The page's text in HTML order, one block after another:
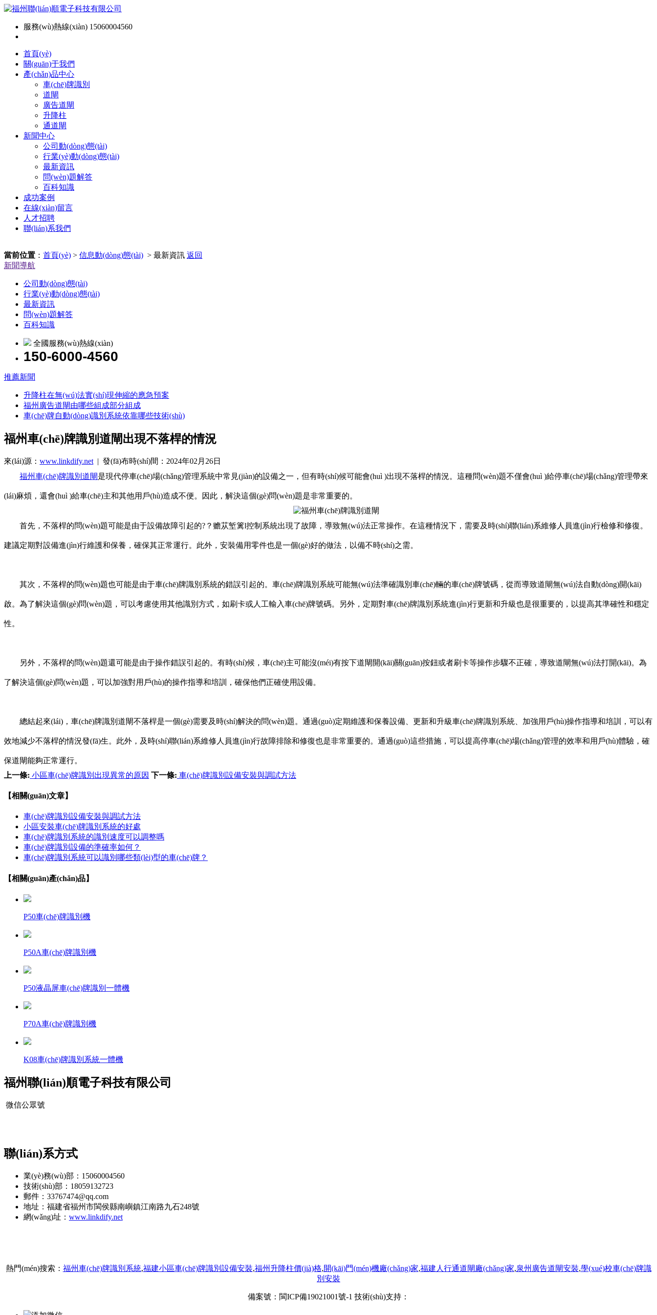
服務(wù)熱線(xiàn) 15060004560
首頁(yè)
關(guān)于我們
產(chǎn)品中心
車(chē)牌識別
道閘
廣告道閘
升降柱
通道閘
新聞中心
公司動(dòng)態(tài)
行業(yè)動(dòng)態(tài)
最新資訊
問(wèn)題解答
百科知識
成功案例
在線(xiàn)留言
人才招聘
聯(lián)系我們
當前位置 ： 首頁(yè) > 信息動(dòng)態(tài) > 最新資訊 返回
新聞導航
公司動(dòng)態(tài)
行業(yè)動(dòng)態(tài)
最新資訊
問(wèn)題解答
百科知識
全國服務(wù)熱線(xiàn)
150-6000-4560
推薦新聞
升降柱在無(wú)法實(shí)現伸縮的應急預案
福州廣告道閘由哪些組成部分組成
車(chē)牌自動(dòng)識別系統依靠哪些技術(shù)
福州車(chē)牌識別道閘出現不落桿的情況
來(lái)源： www.linkdify.net | 發(fā)布時(shí)間：2024年02月26日
福州車(chē)牌識別道閘是現代停車(chē)場(chǎng)管理系統中常見(jiàn)的設備之一，但有時(shí)候可能會(huì )出現不落桿的情況。這種問(wèn)題不僅會(huì )給停車(chē)場(chǎng)管理帶來
(lái)麻煩，還會(huì )給車(chē)主和其他用戶(hù)造成不便。因此，解決這個(gè)問(wèn)題是非常重要的。
首先，不落桿的問(wèn)題可能是由于設備故障引起的?？赡苁堑篱l控制系統出現了故障，導致無(wú)法正常操作。在這種情況下，需要及時(shí)聯(lián)系維修人員進(jìn)行檢修和修復。
建議定期對設備進(jìn)行維護和保養，確保其正常運行。此外，安裝備用零件也是一個(gè)好的做法，以備不時(shí)之需。
其次，不落桿的問(wèn)題也可能是由于車(chē)牌識別系統的錯誤引起的。車(chē)牌識別系統可能無(wú)法準確識別車(chē)輛的車(chē)牌號碼，從而導致道閘無(wú)法自動(dòng)開(kāi)
啟。為了解決這個(gè)問(wèn)題，可以考慮使用其他識別方式，如刷卡或人工輸入車(chē)牌號碼。另外，定期對車(chē)牌識別系統進(jìn)行更新和升級也是很重要的，以提高其準確性和穩定
性。
另外，不落桿的問(wèn)題還可能是由于操作錯誤引起的。有時(shí)候，車(chē)主可能沒(méi)有按下道閘開(kāi)關(guān)按鈕或者刷卡等操作步驟不正確，導致道閘無(wú)法打開(kāi)。為
了解決這個(gè)問(wèn)題，可以加強對用戶(hù)的操作指導和培訓，確保他們正確使用設備。
總結起來(lái)，車(chē)牌識別道閘不落桿是一個(gè)需要及時(shí)解決的問(wèn)題。通過(guò)定期維護和保養設備、更新和升級車(chē)牌識別系統、加強用戶(hù)操作指導和培訓，可以有
效地減少不落桿的情況發(fā)生。此外，及時(shí)聯(lián)系維修人員進(jìn)行故障排除和修復也是非常重要的。通過(guò)這些措施，可以提高停車(chē)場(chǎng)管理的效率和用戶(hù)體驗，確
保道閘能夠正常運行。
上一條: 小區車(chē)牌識別出現異常的原因 下一條: 車(chē)牌識別設備安裝與調試方法
【相關(guān)文章】
車(chē)牌識別設備安裝與調試方法
小區安裝車(chē)牌識別系統的好處
車(chē)牌識別系統的識別速度可以調整嗎
車(chē)牌識別設備的準確率如何？
車(chē)牌識別系統可以識別哪些類(lèi)型的車(chē)牌？
【相關(guān)產(chǎn)品】
P50車(chē)牌識別機
P50A車(chē)牌識別機
P50液晶屏車(chē)牌識別一體機
P70A車(chē)牌識別機
K08車(chē)牌識別系統一體機
福州聯(lián)順電子科技有限公司
微信公眾號
聯(lián)系方式
業(yè)務(wù)部：15060004560
技術(shù)部：18059132723
郵件：33767474@qq.com
地址：福建省福州市閩侯縣南嶼鎮江南路九石248號
網(wǎng)址： www.linkdify.net
熱門(mén)搜索： 福州車(chē)牌識別系統,福建小區車(chē)牌識別設備安裝,福州升降柱價(jià)格,開(kāi)門(mén)機廠(chǎng)家,福建人行通道閘廠(chǎng)家,泉州廣告道閘安裝,學(xué)校車(chē)牌識
別安裝
備案號： 閩ICP備19021001號-1 技術(shù)支持：